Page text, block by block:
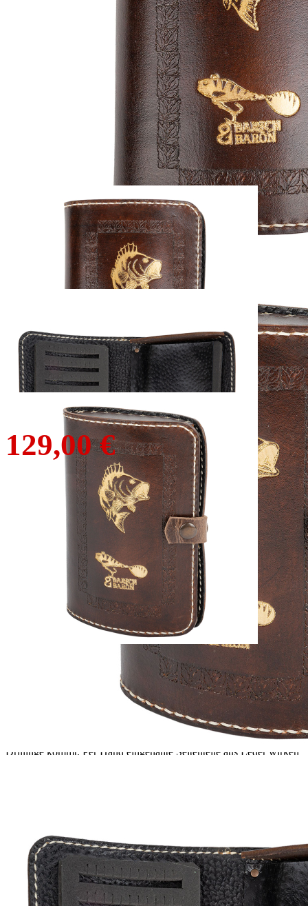
35010843
FISCH & FANG
Edition: Leder-Etui
für Spinnköder
149,00 €
inkl. MwSt. zzgl. Versand
129,00 €
Zum Warenkorb hinzufügen
Zur Wunschliste hinzufügen
Verfügbare Menge: 9
Sofort lieferbar
Lieferzeit: ca. 3 - 5 Tage
Sie suchen eine ganz besondere Aufbewahrungsmöglichkeit für Ihre
liebsten Wobbler oder Jigspinner? Etwas edles, schickes, mit dem
man sich am Wasser sehen lassen kann wie ein echter Gentleman?
Dann haben wir etwas für Sie: In einer kleinen Auflage haben wir
handgefertigte Leder-Etuis mit Schaumstoff-Inlays fertigen lassen.
Schick, sehr leicht und stabil ein echter Hingucker. Das Inlay ist
doppelseitig mit Schaumstoff ausgekleidet und mit einem Ledertuch
getrennt, damit es zu keinen Verwicklungen der gegenüberliegenden
Drillinge kommt. Per Hand eingenähte Seitenteile aus Leder wirken
- imprägniertes Leder, wasserabweisend
- Innenteil aus Schaumstoff
- Trenner aus Leder
- rostfreier Druckknopf
- goldener Aufdruck Barsch + Barschbaron